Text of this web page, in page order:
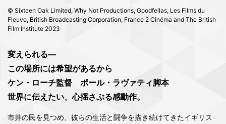
© Sixteen Oak Limited, Why Not Productions, Goodfellas, Les Films du
Fleuve, British Broadcasting Corporation, France 2 Cinéma and The British
Film Institute 2023
変えられる―
この場所には希望があるから
ケン・ローチ監督 ポール・ラヴァティ脚本
世界に伝えたい、心揺さぶる感動作。
市井の民を見つめ、彼らの生活と闘争を描き続けてきたイギリス